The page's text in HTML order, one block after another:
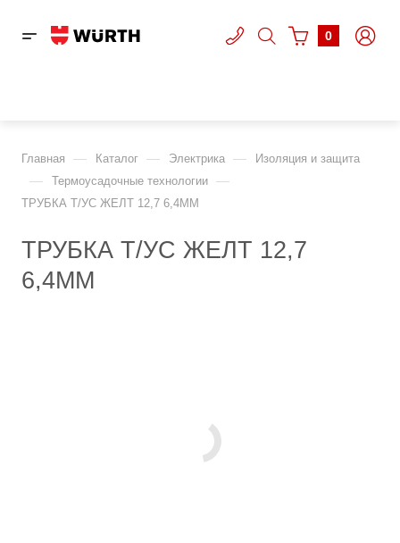
0
Главная — Каталог — Электрика — Изоляция и защита
— Термоусадочные технологии —
ТРУБКА Т/УС ЖЕЛТ 12,7 6,4MM
ТРУБКА Т/УС ЖЕЛТ 12,7
6,4MM